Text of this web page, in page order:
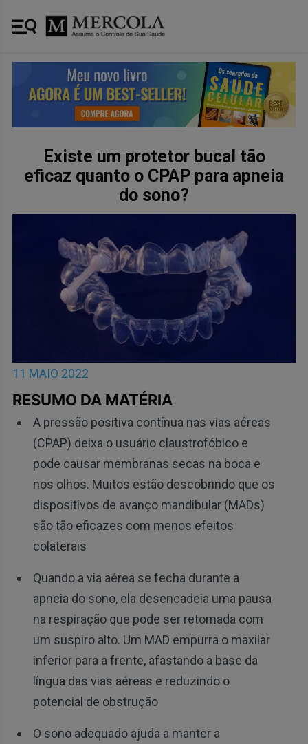
Existe um protetor bucal tão
eficaz quanto o CPAP para apneia
do sono?
11 MAIO 2022
RESUMO DA MATÉRIA
A pressão positiva contínua nas vias aéreas
(CPAP) deixa o usuário claustrofóbico e
pode causar membranas secas na boca e
nos olhos. Muitos estão descobrindo que os
dispositivos de avanço mandibular (MADs)
são tão eficazes com menos efeitos
colaterais
Quando a via aérea se fecha durante a
apneia do sono, ela desencadeia uma pausa
na respiração que pode ser retomada com
um suspiro alto. Um MAD empurra o maxilar
inferior para a frente, afastando a base da
língua das vias aéreas e reduzindo o
potencial de obstrução
O sono adequado ajuda a manter a